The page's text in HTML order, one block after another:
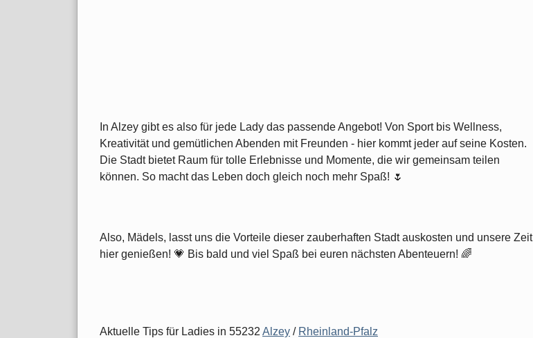
In Alzey gibt es also für jede Lady das passende Angebot! Von Sport bis Wellness,
Kreativität und gemütlichen Abenden mit Freunden - hier kommt jeder auf seine Kosten.
Die Stadt bietet Raum für tolle Erlebnisse und Momente, die wir gemeinsam teilen
können. So macht das Leben doch gleich noch mehr Spaß! 🌷
Also, Mädels, lasst uns die Vorteile dieser zauberhaften Stadt auskosten und unsere Zeit
hier genießen! 💗 Bis bald und viel Spaß bei euren nächsten Abenteuern! 🌈
Aktuelle Tips für Ladies in 55232 Alzey / Rheinland-Pfalz